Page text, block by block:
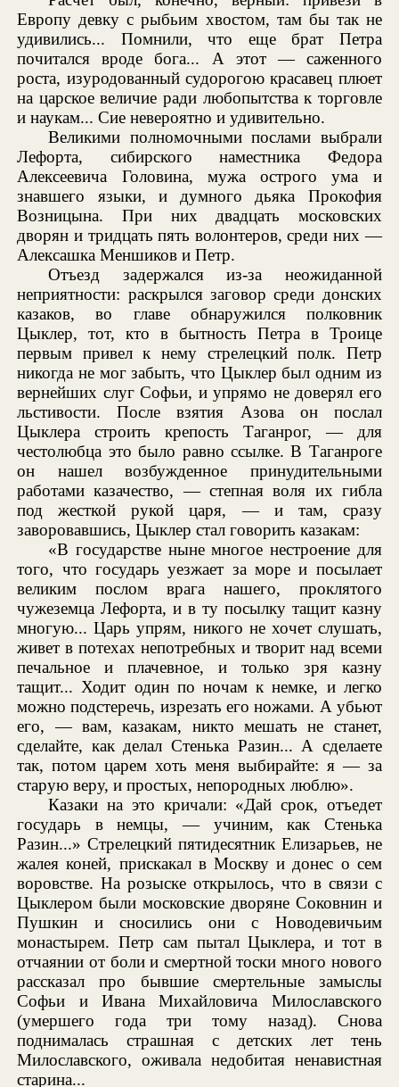
Европу девку с рыбьим хвостом, там бы так не
удивились... Помнили, что еще брат Петра
почитался вроде бога... А этот — саженного
роста, изуродованный судорогою красавец плюет
на царское величие ради любопытства к торговле
и наукам... Сие невероятно и удивительно.
Великими полномочными послами выбрали
Лефорта, сибирского наместника Федора
Алексеевича Головина, мужа острого ума и
знавшего языки, и думного дьяка Прокофия
Возницына. При них двадцать московских
дворян и тридцать пять волонтеров, среди них —
Алексашка Меншиков и Петр.
Отъезд задержался из-за неожиданной
неприятности: раскрылся заговор среди донских
казаков, во главе обнаружился полковник
Цыклер, тот, кто в бытность Петра в Троице
первым привел к нему стрелецкий полк. Петр
никогда не мог забыть, что Цыклер был одним из
вернейших слуг Софьи, и упрямо не доверял его
льстивости. После взятия Азова он послал
Цыклера строить крепость Таганрог, — для
честолюбца это было равно ссылке. В Таганроге
он нашел возбужденное принудительными
работами казачество, — степная воля их гибла
под жесткой рукой царя, — и там, сразу
заворовавшись, Цыклер стал говорить казакам:
«В государстве ныне многое нестроение для
того, что государь уезжает за море и посылает
великим послом врага нашего, проклятого
чужеземца Лефорта, и в ту посылку тащит казну
многую... Царь упрям, никого не хочет слушать,
живет в потехах непотребных и творит над всеми
печальное и плачевное, и только зря казну
тащит... Ходит один по ночам к немке, и легко
можно подстеречь, изрезать его ножами. А убьют
его, — вам, казакам, никто мешать не станет,
сделайте, как делал Стенька Разин... А сделаете
так, потом царем хоть меня выбирайте: я — за
старую веру, и простых, непородных люблю».
Казаки на это кричали: «Дай срок, отъедет
государь в немцы, — учиним, как Стенька
Разин...» Стрелецкий пятидесятник Елизарьев, не
жалея коней, прискакал в Москву и донес о сем
воровстве. На розыске открылось, что в связи с
Цыклером были московские дворяне Соковнин и
Пушкин и сносились они с Новодевичьим
монастырем. Петр сам пытал Цыклера, и тот в
отчаянии от боли и смертной тоски много нового
рассказал про бывшие смертельные замыслы
Софьи и Ивана Михайловича Милославского
(умершего года три тому назад). Снова
поднималась страшная с детских лет тень
Милославского, оживала недобитая ненавистная
старина...